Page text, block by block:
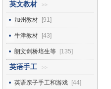
英文教材 >>
加州教材 [91]
牛津教材 [43]
朗文剑桥培生等 [135]
英语手工 >>
英语亲子手工和游戏 [44]